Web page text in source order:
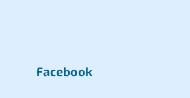
Facebook